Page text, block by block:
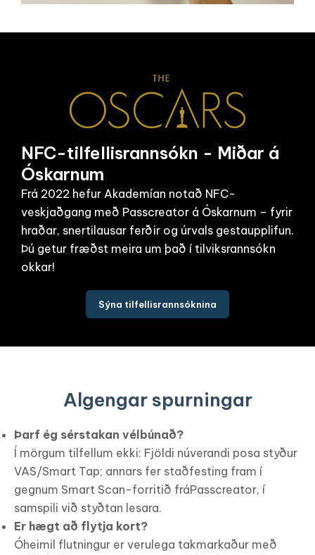
NFC-tilfellisrannsókn - Miðar á
Óskarnum
Frá 2022 hefur Akademían notað NFC-
veskjaðgang með Passcreator á Óskarnum – fyrir
hraðar, snertilausar ferðir og úrvals gestaupplifun.
Þú getur fræðst meira um það í tilviksrannsókn
okkar!
Sýna tilfellisrannsóknina
Algengar spurningar
Þarf ég sérstakan vélbúnað?
Í mörgum tilfellum ekki: Fjöldi núverandi posa styður
VAS/Smart Tap; annars fer staðfesting fram í
gegnum Smart Scan-forritið fráPasscreator, í
samspili við styðtan lesara.
Er hægt að flytja kort?
Óheimil flutningur er verulega takmarkaður með